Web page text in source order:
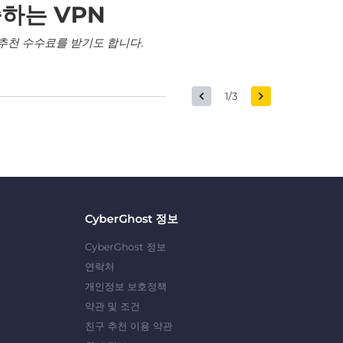
하는 VPN
천 수수료를 받기도 합니다.
1/3
CyberGhost 정보
CyberGhost 정보
연락처
개인정보 보호정책
약관 및 조건
친구 추천 이용 약관